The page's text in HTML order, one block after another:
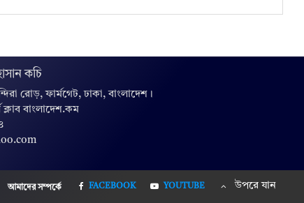
কচি
রোড়, ফার্মগেট, ঢাকা, বাংলাদেশ।
ক্লাব বাংলাদেশ.কম
আমাদের সম্পর্কে FACEBOOK YOUTUBE উপরে যান